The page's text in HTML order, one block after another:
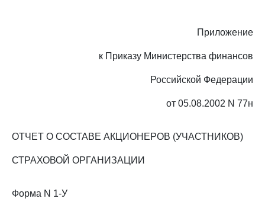
Приложение
к Приказу Министерства финансов
Российской Федерации
от 05.08.2002 N 77н
ОТЧЕТ О СОСТАВЕ АКЦИОНЕРОВ (УЧАСТНИКОВ)
СТРАХОВОЙ ОРГАНИЗАЦИИ
Форма N 1-У